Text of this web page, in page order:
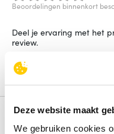
Deze website maakt
We gebruiken cookies
Beoordelingen binnenkort
Deel je ervaring met het
review.
Schrijf een review